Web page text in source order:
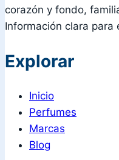
corazón y fondo,
Información clara para
Explorar
Inicio
Perfumes
Marcas
Blog